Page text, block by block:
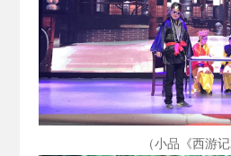
（小品《西游